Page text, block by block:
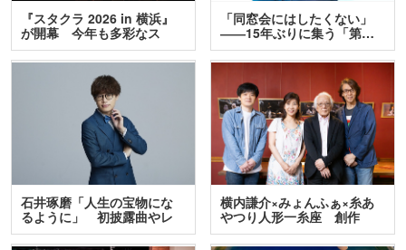
『スタクラ 2026 in 横浜』
が開幕 今年も多彩なス
テ…
「同窓会にはしたくない」
――15年ぶりに集う「第…
石井琢磨「人生の宝物にな
るように」 初披露曲やレ
ア…
横内謙介×みょんふぁ×糸あ
やつり人形一糸座 創作
人…